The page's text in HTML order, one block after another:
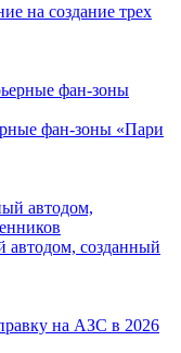
на создание трех
фан-зоны «Пари
автодом, созданный